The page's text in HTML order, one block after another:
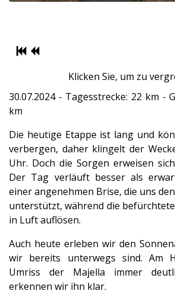
Klicken Sie, um zu
30.07.2024 - Tagesstrecke: 22 km -
km
Die heutige Etappe ist lang und
verbergen, daher klingelt der
Uhr. Doch die Sorgen erweisen
Der Tag verläuft besser als
einer angenehmen Brise, die uns
unterstützt, während die
in Luft auflösen.
Auch heute erleben wir den
wir bereits unterwegs sind. Am
Umriss der Majella immer
erkennen wir ihn klar.